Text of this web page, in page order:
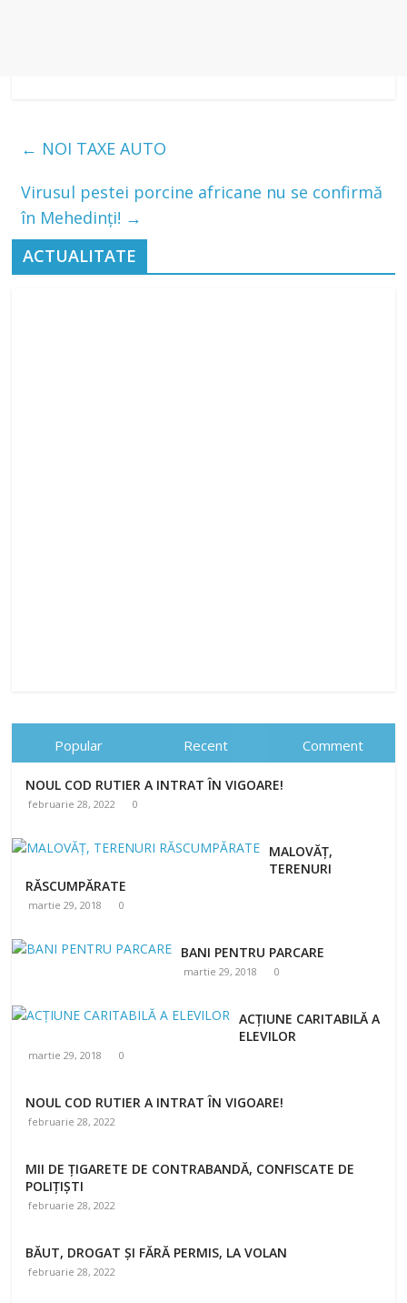
← NOI TAXE AUTO
Virusul pestei porcine africane nu se confirmă
în Mehedinți! →
ACTUALITATE
Popular Recent Comment
NOUL COD RUTIER A INTRAT ÎN VIGOARE!
februarie 28, 2022 0
MALOVĂȚ,
TERENURI
RĂSCUMPĂRATE
martie 29, 2018 0
BANI PENTRU PARCARE
martie 29, 2018 0
ACȚIUNE CARITABILĂ A
ELEVILOR
martie 29, 2018 0
NOUL COD RUTIER A INTRAT ÎN VIGOARE!
februarie 28, 2022
MII DE ȚIGARETE DE CONTRABANDĂ, CONFISCATE DE
POLIȚIȘTI
februarie 28, 2022
BĂUT, DROGAT ȘI FĂRĂ PERMIS, LA VOLAN
februarie 28, 2022